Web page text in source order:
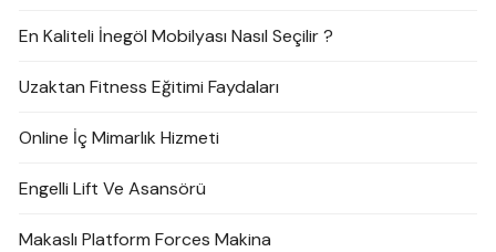
En Kaliteli İnegöl Mobilyası Nasıl Seçilir ?
Uzaktan Fitness Eğitimi Faydaları
Online İç Mimarlık Hizmeti
Engelli Lift Ve Asansörü
Makaslı Platform Forces Makina